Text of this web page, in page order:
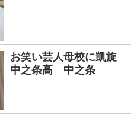
お笑い芸人母校に凱旋
中之条高 中之条